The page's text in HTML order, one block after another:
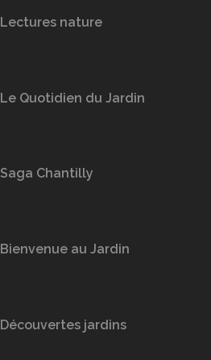
Lectures nature
Le Quotidien du Jardin
Saga Chantilly
Bienvenue au Jardin
Découvertes jardins